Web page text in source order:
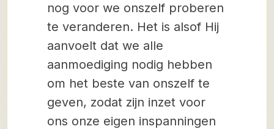
nog voor we onszelf proberen
te veranderen. Het is alsof Hij
aanvoelt dat we alle
aanmoediging nodig hebben
om het beste van onszelf te
geven, zodat zijn inzet voor
ons onze eigen inspanningen